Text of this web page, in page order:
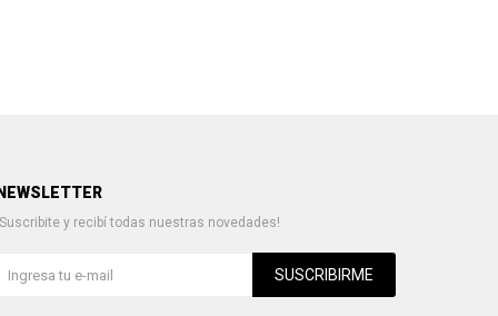
NEWSLETTER
y recibí todas nuestras novedades!
SUSCRIBIRME